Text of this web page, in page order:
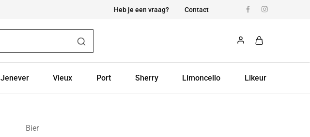
Heb je een vraag? Contact
Jenever Vieux Port Sherry Limoncello Likeur
Bier